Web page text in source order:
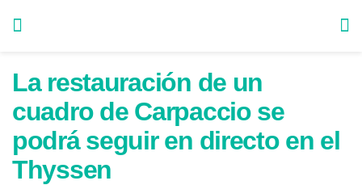
La restauración de un
cuadro de Carpaccio se
podrá seguir en directo en el
Thyssen